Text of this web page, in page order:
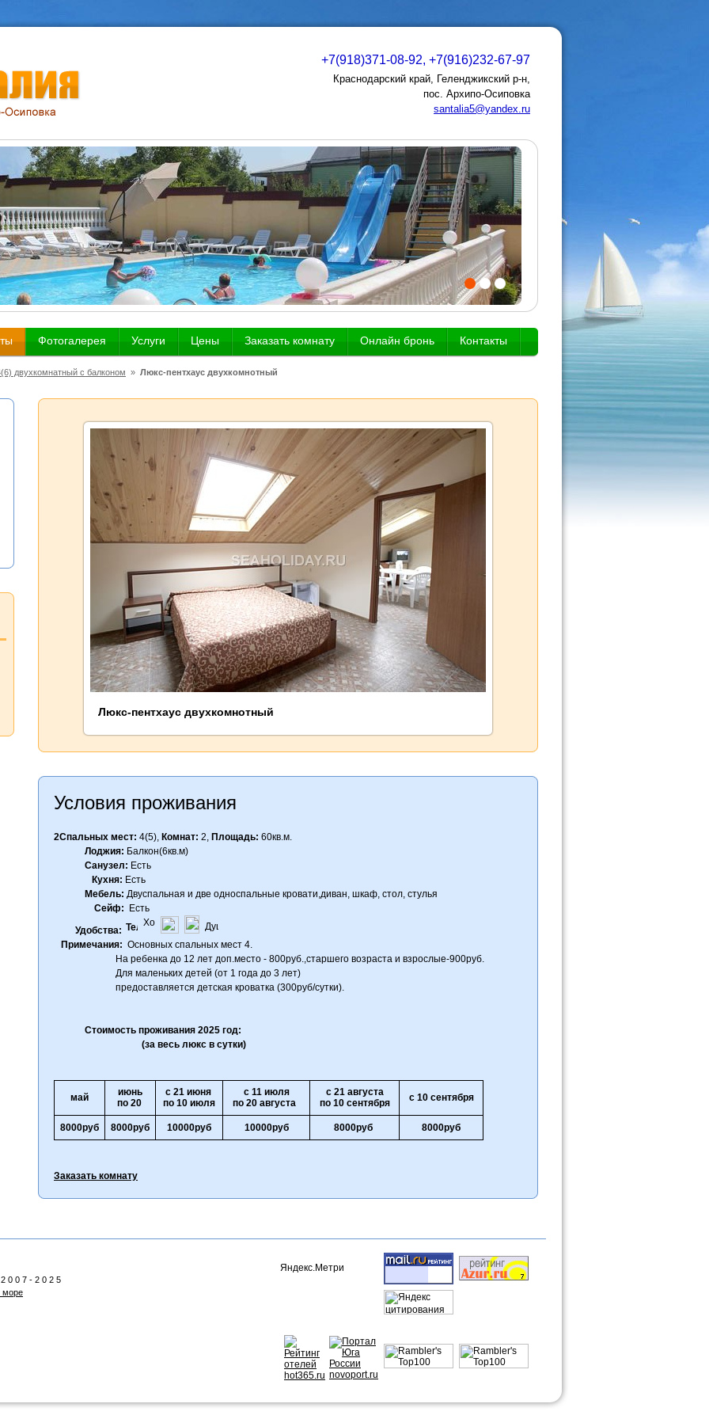
+7(918)371-08-92, +7(916)232-67-97
Краснодарский край, Геленджикский р-н,
пос. Архипо-Осиповка
santalia5@yandex.ru
Фотогалерея Услуги Цены Заказать комнату Онлайн бронь Контакты
двухкомнатный с балконом » Люкс-пентхаус двухкомнотный
Люкс-пентхаус двухкомнотный
Условия проживания
2Спальных мест: 4(5), Комнат: 2, Площадь: 60кв.м.
Лоджия: Балкон(6кв.м)
Санузел: Есть
Кухня: Есть
Мебель: Двуспальная и две односпальные кровати,диван, шкаф, стол, стулья
Сейф: Есть
Удобства:
Примечания: Основных спальных мест 4.
На ребенка до 12 лет доп.место - 800руб.,старшего возраста и взрослые-900руб.
Для маленьких детей (от 1 года до 3 лет)
предоставляется детская кроватка (300руб/сутки).
Стоимость проживания 2025 год:
(за весь люкс в сутки)
май
июнь
по 20
с 21 июня
по 10 июля
с 11 июля
по 20 августа
с 21 августа
по 10 сентября
с 10 сентября
8000руб 8000руб 10000руб 10000руб 8000руб 8000руб
Заказать комнату
0 0 7 - 2 0 2 5
море